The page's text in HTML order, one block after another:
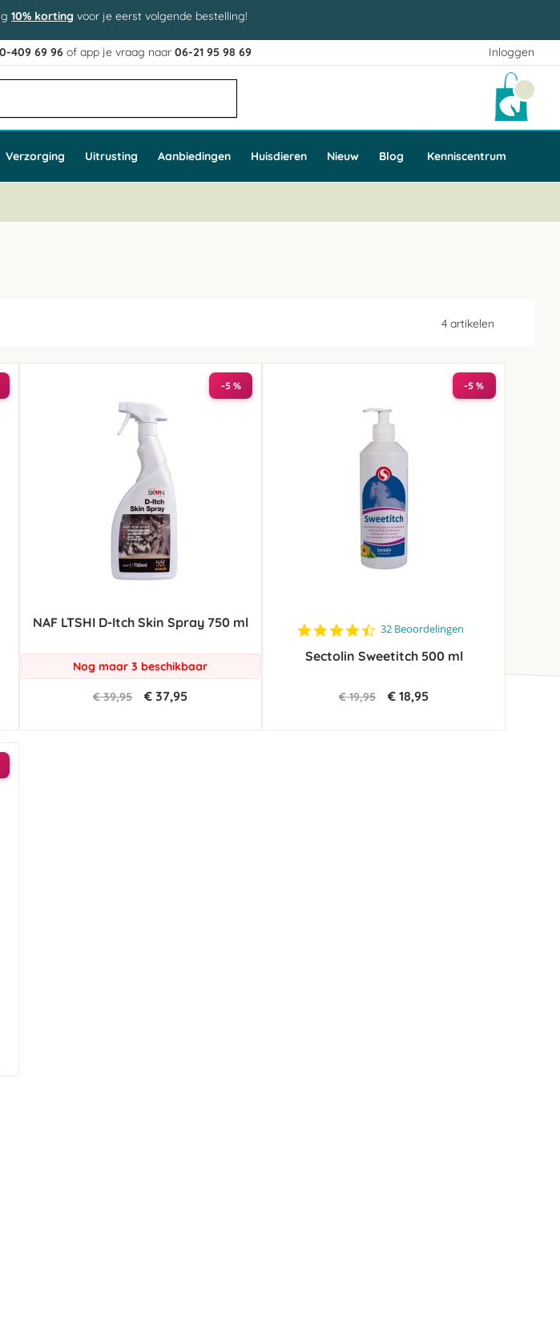
10% korting voor je eerst volgende bestelling!
Inloggen
409 69 96 of app je vraag naar06-21 95 98 69
Verzorging Uitrusting Aanbiedingen Huisdieren Nieuw Blog Kenniscentrum
4 artikelen
-5 %
NAF LTSHI D-Itch Skin Spray 750 ml
Nog maar 3 beschikbaar
€ 39,95 € 37,95
-5 %
4.3
rating
32 Beoordelingen
Sectolin Sweetitch 500 ml
€ 19,95 € 18,95